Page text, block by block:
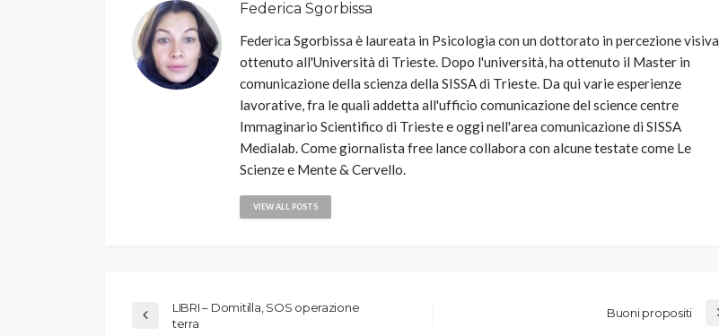
Federica Sgorbissa
Federica Sgorbissa è laureata in Psicologia con un dottorato in percezione visiva
ottenuto all'Università di Trieste. Dopo l'università, ha ottenuto il Master in
comunicazione della scienza della SISSA di Trieste. Da qui varie esperienze
lavorative, fra le quali addetta all'ufficio comunicazione del science centre
Immaginario Scientifico di Trieste e oggi nell'area comunicazione di SISSA
Medialab. Come giornalista free lance collabora con alcune testate come Le
Scienze e Mente & Cervello.
VIEW ALL POSTS
LIBRI – Domitilla, SOS operazione
terra
Buoni propositi